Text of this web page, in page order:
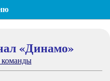
«Динамо»
команды